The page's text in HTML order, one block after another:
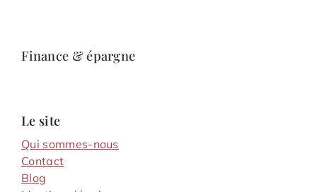
Finance & épargne
Le site
Qui sommes-nous
Contact
Blog